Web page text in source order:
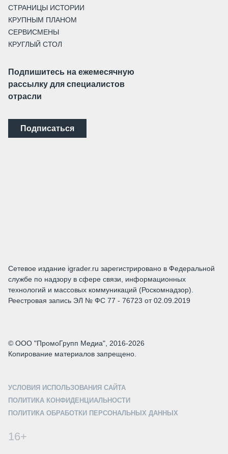
СТРАНИЦЫ ИСТОРИИ
КРУПНЫМ ПЛАНОМ
СЕРВИСМЕНЫ
КРУГЛЫЙ СТОЛ
Подпишитесь на ежемесячную
рассылку для специалистов
отрасли
Подписаться
Сетевое издание igrader.ru зарегистрировано в Федеральной
службе по надзору в сфере связи, информационных
технологий и массовых коммуникаций (Роскомнадзор).
Реестровая запись ЭЛ № ФС 77 - 76723 от 02.09.2019
© ООО "ПромоГрупп Медиа", 2016-2026
Копирование материалов запрещено.
УСЛОВИЯ ИСПОЛЬЗОВАНИЯ САЙТА
ПОЛИТИКА КОНФИДЕНЦИАЛЬНОСТИ
ПОЛИТИКА ОБРАБОТКИ ПЕРСОНАЛЬНЫХ ДАННЫХ
16+